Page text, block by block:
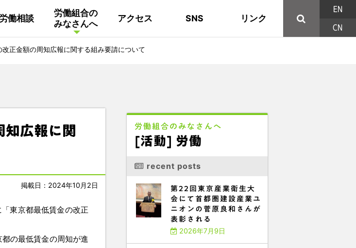
要 44の構成組織 主な取り組み
働相談
労働組合の
みなさんへ
地域活動 資料
ログイン
アクセス
京 東部ブロック地協 西北ブロック
SNS
YouTube X/Twitter
リンク
EN
CN
正金額の周知広報に関する組み要請について
広報に関
掲載日：2024年10月2日
東京都最低賃金の改正
の最低賃金の周知が進
労働組合のみなさんへ
[活動] 労働
recent posts
第22回東京産業衛生大
会にて首都圏建設産業ユ
ニオンの菅原良和さんが
表彰される
2026年7月9日